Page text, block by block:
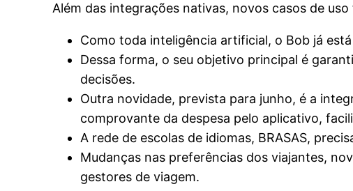
Além das integrações nativas, novos casos de
Como toda inteligência artificial, o Bob já
Dessa forma, o seu objetivo principal é
decisões.
Outra novidade, prevista para junho, é a
comprovante da despesa pelo aplicativo,
A rede de escolas de idiomas, BRASAS,
Mudanças nas preferências dos viajantes,
gestores de viagem.